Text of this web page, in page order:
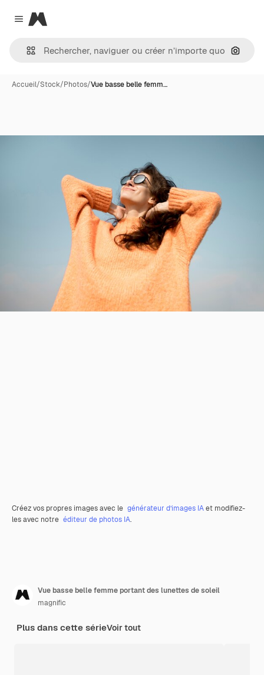
Close menu
Magnific
Accueil/Stock/Photos/Vue basse belle femm…
Créez vos propres images avec le générateur d’images IAet modifiez-
les avec notre éditeur de photos IA.
Vue basse belle femme portant des lunettes de soleil
magnific
Plus dans cette sérieVoir tout